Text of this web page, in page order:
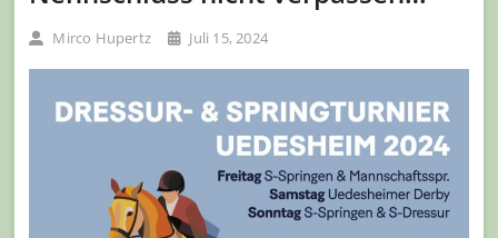
Mirco Hupertz Juli 15, 2024